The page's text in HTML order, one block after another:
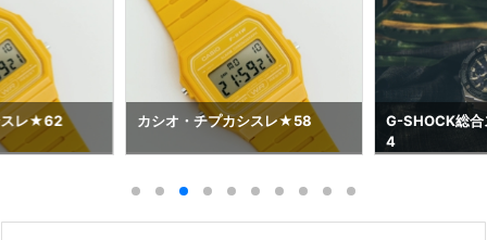
スレ★62 カシオ・チプカシスレ★58
G-SHOCK総
4